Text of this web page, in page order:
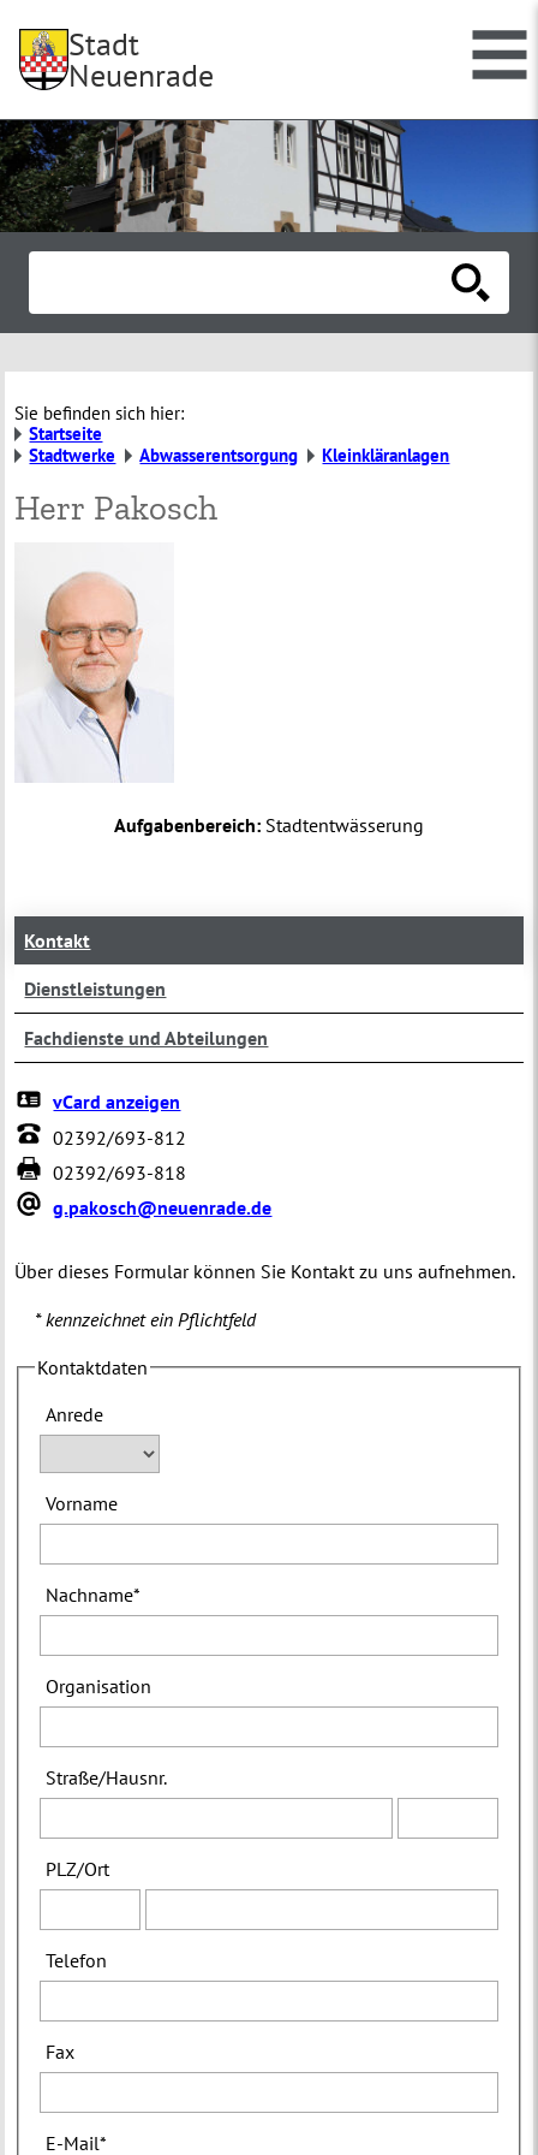
Stadt
Neuenrade
Sie befinden sich hier:
Startseite
Stadtwerke
Abwasserentsorgung Kleinkläranlagen
Herr Pakosch
Aufgabenbereich: Stadtentwässerung
Kontakt
Dienstleistungen
Fachdienste und Abteilungen
vCard anzeigen
02392/693-812
02392/693-818
g.pakosch@neuenrade.de
Über dieses Formular können Sie Kontakt zu uns aufnehmen.
* kennzeichnet ein Pflichtfeld
Kontaktdaten
Anrede
Vorname
Nachname*
Organisation
Straße/Hausnr.
PLZ/Ort
Telefon
Fax
E-Mail*